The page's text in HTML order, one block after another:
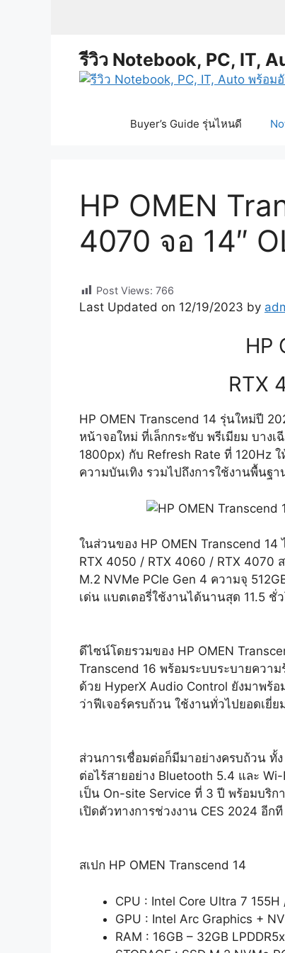
รีวิว Notebook, PC, IT,
Buyer’s Guide รุ่นไหนดี
HP OMEN
4070 จอ 14″
Post Views: 766
Last Updated on 12/19/2023 by
HP
RTX
HP OMEN Transcend 14 รุ่นใหม่ปี
หน้าจอใหม่ ที่เล็กกระชับ พรีเมียม บาง
1800px) กับ Refresh Rate ที่ 120Hz
ความบันเทิง รวมไปถึงการใช้งานพื้นฐา
ในส่วนของ HP OMEN Transcend
RTX 4050 / RTX 4060 / RTX 4070
M.2 NVMe PCIe Gen 4 ความจุ
เด่น แบตเตอรี่ใช้งานได้นานสุด 11.5 ชั่
ดีไซน์โดยรวมของ HP OMEN
Transcend 16 พร้อมระบบระบายควา
ด้วย HyperX Audio Control ยังมาพร้
ว่าฟีเจอร์ครบถ้วน ใช้งานทั่วไปยอดเยี่ย
ส่วนการเชื่อมต่อก็มีมาอย่างครบถ้วน ทั้
ต่อไร้สายอย่าง Bluetooth 5.4 และ
เป็น On-site Service ที่ 3 ปี พร้อมบริก
เปิดตัวทางการช่วงงาน CES 2024 อีกที
สเปก HP OMEN Transcend 14
CPU : Intel Core Ultra 7
GPU : Intel Arc Graphics +
RAM : 16GB – 32GB